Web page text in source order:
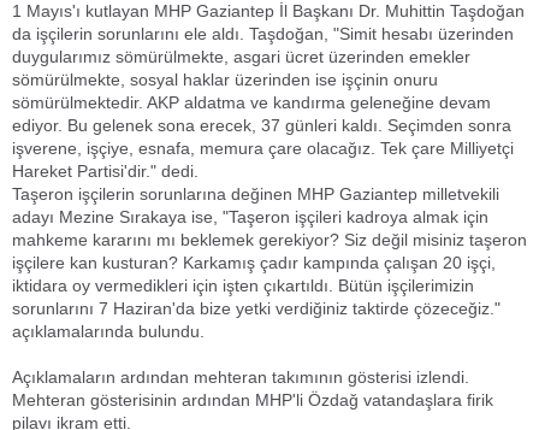
1 Mayıs'ı kutlayan MHP Gaziantep İl Başkanı Dr. Muhittin Taşdoğan
da işçilerin sorunlarını ele aldı. Taşdoğan, "Simit hesabı üzerinden
duygularımız sömürülmekte, asgari ücret üzerinden emekler
sömürülmekte, sosyal haklar üzerinden ise işçinin onuru
sömürülmektedir. AKP aldatma ve kandırma geleneğine devam
ediyor. Bu gelenek sona erecek, 37 günleri kaldı. Seçimden sonra
işverene, işçiye, esnafa, memura çare olacağız. Tek çare Milliyetçi
Hareket Partisi'dir." dedi.
Taşeron işçilerin sorunlarına değinen MHP Gaziantep milletvekili
adayı Mezine Sırakaya ise, "Taşeron işçileri kadroya almak için
mahkeme kararını mı beklemek gerekiyor? Siz değil misiniz taşeron
işçilere kan kusturan? Karkamış çadır kampında çalışan 20 işçi,
iktidara oy vermedikleri için işten çıkartıldı. Bütün işçilerimizin
sorunlarını 7 Haziran'da bize yetki verdiğiniz taktirde çözeceğiz."
açıklamalarında bulundu.
Açıklamaların ardından mehteran takımının gösterisi izlendi.
Mehteran gösterisinin ardından MHP'li Özdağ vatandaşlara firik
pilavı ikram etti.